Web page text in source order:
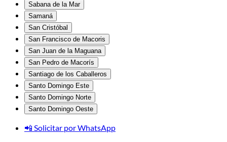
Sabana de la Mar
Samaná
San Cristóbal
San Francisco de Macoris
San Juan de la Maguana
San Pedro de Macorís
Santiago de los Caballeros
Santo Domingo Este
Santo Domingo Norte
Santo Domingo Oeste
📲 Solicitar por WhatsApp